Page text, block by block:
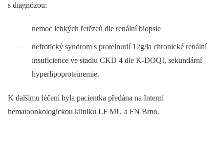
s diagnózou:
nemoc lehkých řetězců dle renální bio­psie
nefrotický syndrom s proteinurií 12g/la chronické renální
insuficience ve stadiu CKD 4 dle K-DOQI, sekundární
hyperlipoproteinemie.
K dalšímu léčení byla pacientka předána na Interní
hematoonkologickou kliniku LF MU a FN Brno.